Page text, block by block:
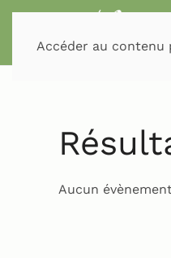
Accéder au contenu
Aucun